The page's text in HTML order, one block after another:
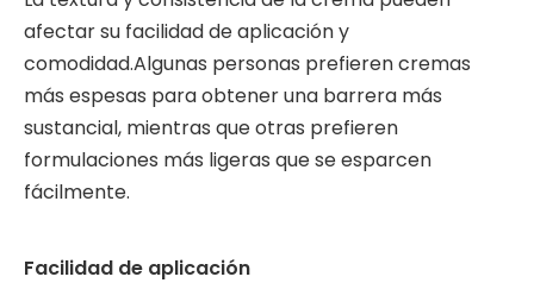
afectar su facilidad de aplicación y
comodidad.Algunas personas prefieren cremas
más espesas para obtener una barrera más
sustancial, mientras que otras prefieren
formulaciones más ligeras que se esparcen
fácilmente.
Facilidad de aplicación